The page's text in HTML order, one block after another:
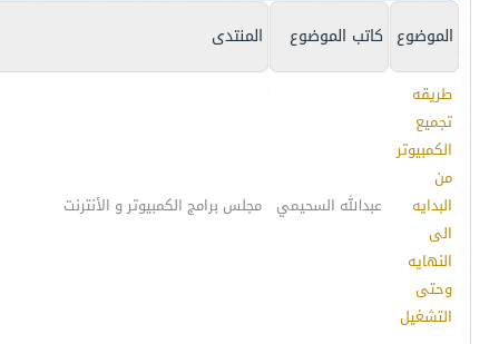
الموضوع كاتب الموضوع المنتدى
طريقه
تجميع
الكمبيوتر
من
البدايه
الى
النهايه
وحتى
التشغيل
عبدالله السحيمي مجلس برامج الكمبيوتر و الأنترنت